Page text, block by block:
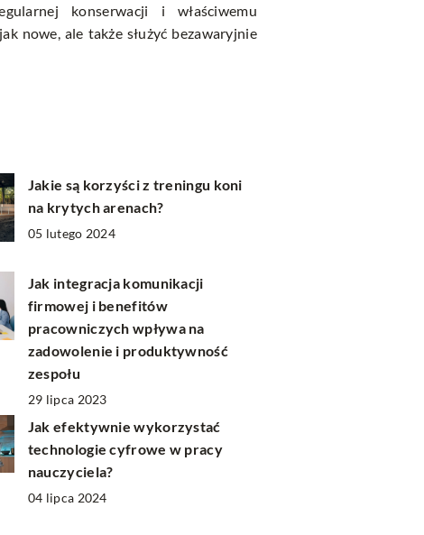
konserwacji i właściwemu
nowe, ale także służyć bezawaryjnie
Jakie są korzyści z treningu koni
na krytych arenach?
05 lutego 2024
Jak integracja komunikacji
firmowej i benefitów
pracowniczych wpływa na
zadowolenie i produktywność
zespołu
29 lipca 2023
Jak efektywnie wykorzystać
technologie cyfrowe w pracy
nauczyciela?
04 lipca 2024